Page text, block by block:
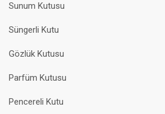
Sunum Kutusu
Süngerli Kutu
Gözlük Kutusu
Parfüm Kutusu
Pencereli Kutu